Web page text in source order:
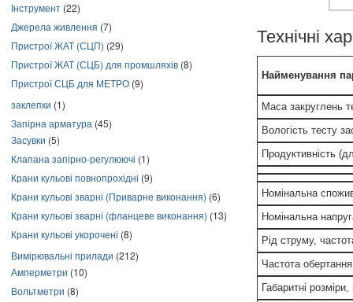
Інструмент (22)
Джерела живлення (7)
Пристрої ЖАТ (СЦП) (29)
Пристрої ЖАТ (СЦБ) для промшляхів (8)
Пристрої СЦБ для МЕТРО (9)
заклепки (1)
Запірна арматура (45)
Засувки (5)
Клапана запірно-регулюючі (1)
Крани кульові повнопрохідні (9)
Крани кульові зварні (Приварне виконання) (6)
Крани кульові зварні (фланцеве виконання) (13)
Крани кульові укорочені (8)
Вимірювальні прилади (212)
Амперметри (10)
Вольтметри (8)
Технічні
Найменування
Маса закруглень
Вологість тесту
Продуктивність
Номінальна
Номінальна
Рід струму,
Частота
Габаритні